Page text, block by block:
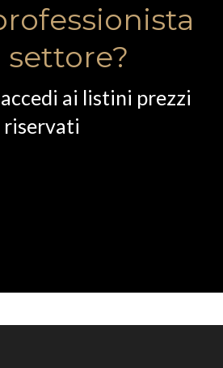
settore?
ai listini prezzi
riservati